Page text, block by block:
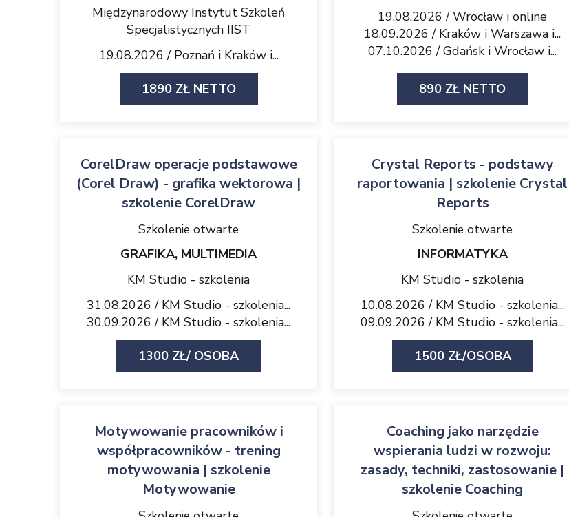
Międzynarodowy Instytut Szkoleń
Specjalistycznych IIST
19.08.2026 / Poznań i Kraków i...
1890 ZŁ NETTO
19.08.2026 / Wrocław i online
18.09.2026 / Kraków i Warszawa i...
07.10.2026 / Gdańsk i Wrocław i...
890 ZŁ NETTO
CorelDraw operacje podstawowe
(Corel Draw) - grafika wektorowa |
szkolenie CorelDraw
Szkolenie otwarte
GRAFIKA, MULTIMEDIA
KM Studio - szkolenia
31.08.2026 / KM Studio - szkolenia...
30.09.2026 / KM Studio - szkolenia...
1300 ZŁ/ OSOBA
Crystal Reports - podstawy
raportowania | szkolenie Crystal
Reports
Szkolenie otwarte
INFORMATYKA
KM Studio - szkolenia
10.08.2026 / KM Studio - szkolenia...
09.09.2026 / KM Studio - szkolenia...
1500 ZŁ/OSOBA
Motywowanie pracowników i
współpracowników - trening
motywowania | szkolenie
Motywowanie
Coaching jako narzędzie
wspierania ludzi w rozwoju:
zasady, techniki, zastosowanie |
szkolenie Coaching